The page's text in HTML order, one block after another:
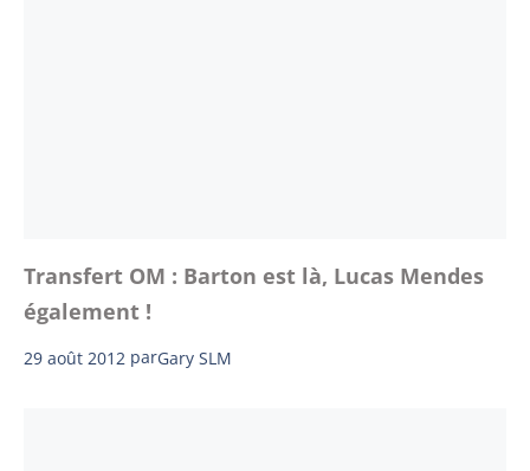
Transfert OM : Barton est là, Lucas Mendes
également !
29 août 2012 parGary SLM